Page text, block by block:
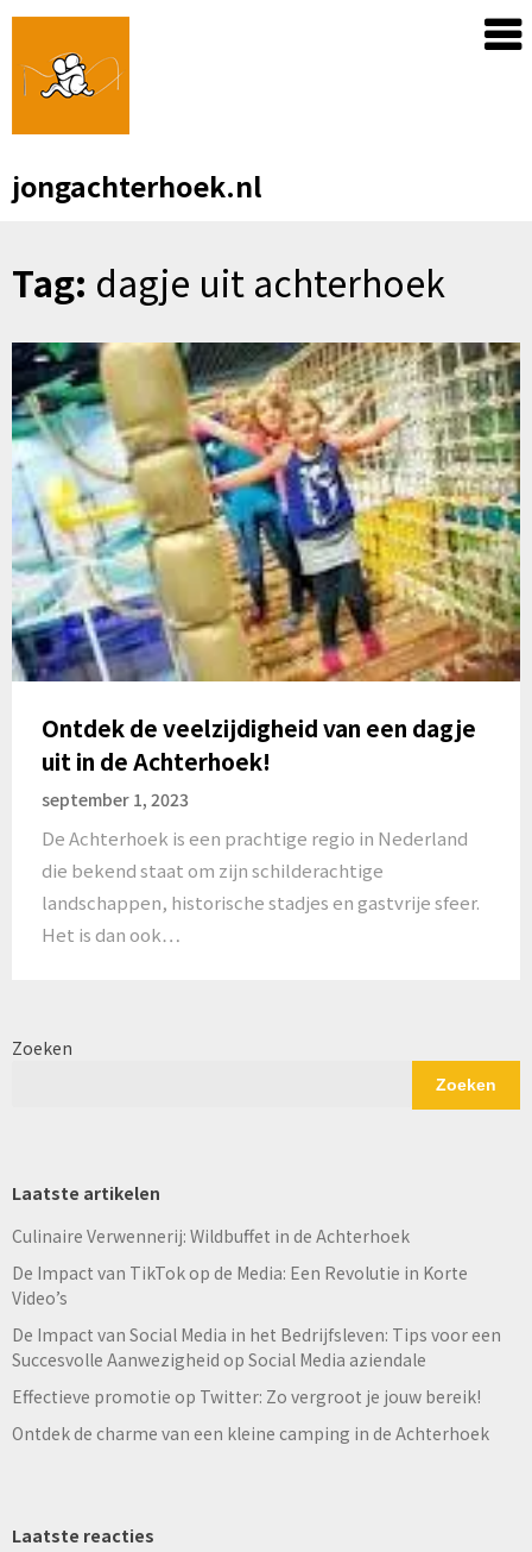
Skip
content
jongachterhoek.nl
Tag: dagje uit achterhoek
Ontdek de veelzijdigheid van een dagje
uit in de Achterhoek!
september 1, 2023
De Achterhoek is een prachtige regio in Nederland
die bekend staat om zijn schilderachtige
landschappen, historische stadjes en gastvrije sfeer.
Het is dan ook…
Zoeken
Zoeken
Laatste artikelen
Culinaire Verwennerij: Wildbuffet in de Achterhoek
De Impact van TikTok op de Media: Een Revolutie in Korte
Video’s
De Impact van Social Media in het Bedrijfsleven: Tips voor een
Succesvolle Aanwezigheid op Social Media aziendale
Effectieve promotie op Twitter: Zo vergroot je jouw bereik!
Ontdek de charme van een kleine camping in de Achterhoek
Laatste reacties